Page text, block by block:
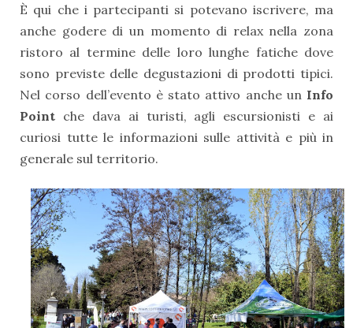
È qui che i partecipanti si potevano iscrivere, ma
anche godere di un momento di relax nella zona
ristoro al termine delle loro lunghe fatiche dove
sono previste delle degustazioni di prodotti tipici.
Nel corso dell’evento è stato attivo anche un Info
Point che dava ai turisti, agli escursionisti e ai
curiosi tutte le informazioni sulle attività e più in
generale sul territorio.